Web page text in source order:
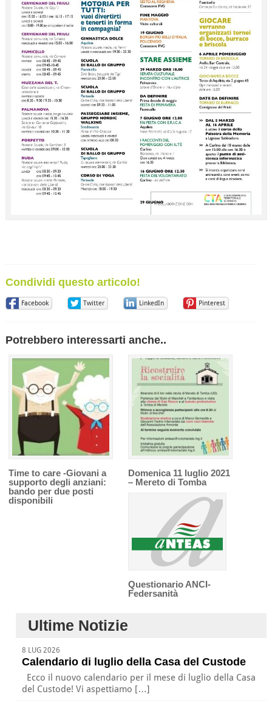
Condividi questo articolo!
Facebook Twitter LinkedIn Pinterest
Potrebbero interessarti anche..
Time to care -Giovani a
supporto degli anziani:
bando per due posti
disponibili
Domenica 11 luglio 2021
– Mereto di Tomba
Questionario ANCI-
Federsanità
Ultime Notizie
8 LUG 2026
Calendario di luglio della Casa del Custode
Ecco il nuovo calendario per il mese di luglio della Casa
del Custode! Vi aspettiamo […]